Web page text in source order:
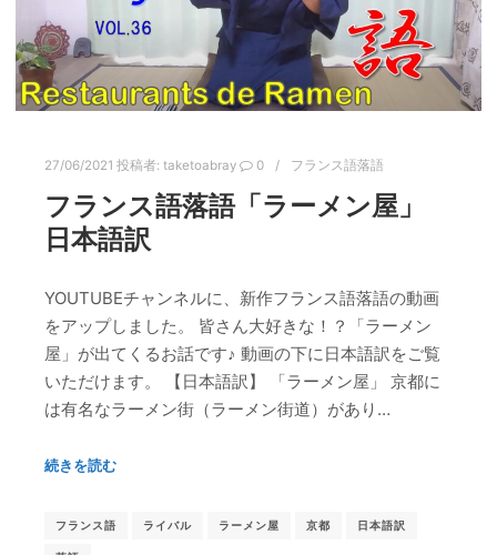
27/06/2021 投稿者: taketoabray 0 フランス語落語
フランス語落語「ラーメン屋」
日本語訳
YOUTUBEチャンネルに、新作フランス語落語の動画
をアップしました。 皆さん大好きな！？「ラーメン
屋」が出てくるお話です♪ 動画の下に日本語訳をご覧
いただけます。 【日本語訳】 「ラーメン屋」 京都に
は有名なラーメン街（ラーメン街道）があり…
続きを読む
フランス語 ライバル ラーメン屋 京都 日本語訳